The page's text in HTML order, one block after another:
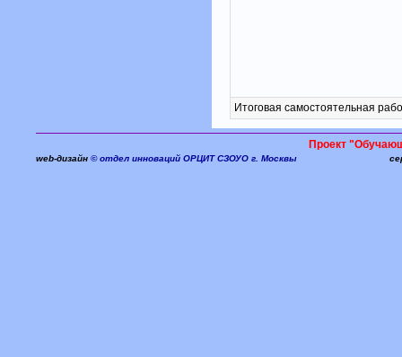
Итоговая самостоятельная
Проект
web-дизайн © отдел инноваций ОРЦИТ СЗОУО г. Москвы